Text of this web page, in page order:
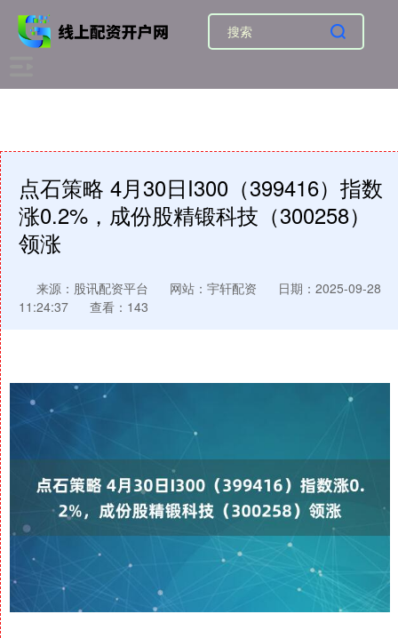
点石策略 4月30日I300（399416）指数
涨0.2%，成份股精锻科技（300258）
领涨
来源：股讯配资平台 网站：宇轩配资
日期：2025-09-28
11:24:37
查看：143